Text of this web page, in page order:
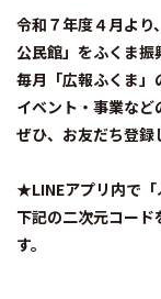
令和７年度４月より
公民館」をふくま振
毎月「広報ふくま」
イベント・事業など
ぜひ、お友だち登
★LINEアプリ内で「
下記の二次元コー
す。